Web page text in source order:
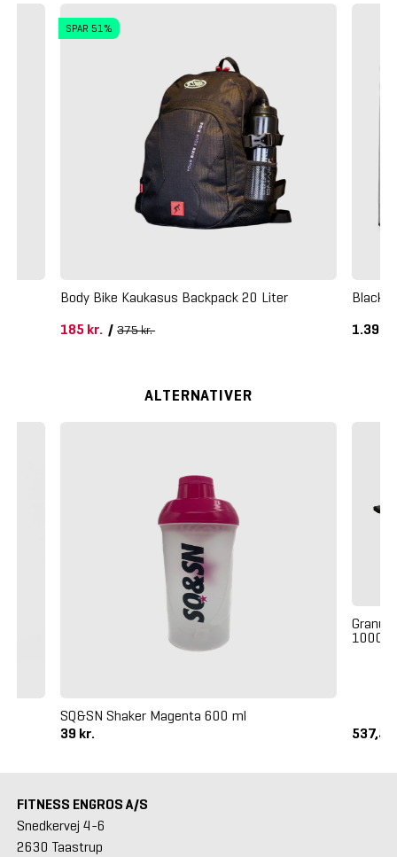
SPAR 51%
Body Bike Kaukasus Backpack 20 Liter
185 kr./ 375 kr.
1.395
ALTERNATIVER
SQ&SN Shaker Magenta 600 ml
39 kr.
1000 x
FITNESS ENGROS A/S
Snedkervej 4-6
2630 Taastrup